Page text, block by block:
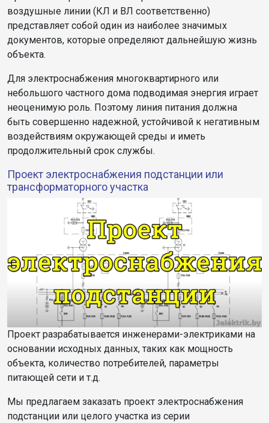
воздушные линии (КЛ и ВЛ соответственно)
представляет собой один из наиболее значимых
документов, которые определяют дальнейшую жизнь
объекта.
Для электроснабжения многоквартирного или
небольшого частного дома подводимая энергия играет
неоценимую роль. Поэтому линия питания должна
быть совершенно надежной, устойчивой к негативным
воздействиям окружающей среды и иметь
продолжительный срок службы.
Проект электроснабжения подстанции или
трансформаторного участка
Проект разрабатывается инженерами-электриками на
основании исходных данных, таких как мощность
объекта, количество потребителей, параметры
питающей сети и т.д.
Мы предлагаем заказать проект электроснабжения
подстанции или целого участка из серии